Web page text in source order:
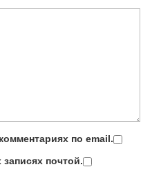
по email.
почтой.